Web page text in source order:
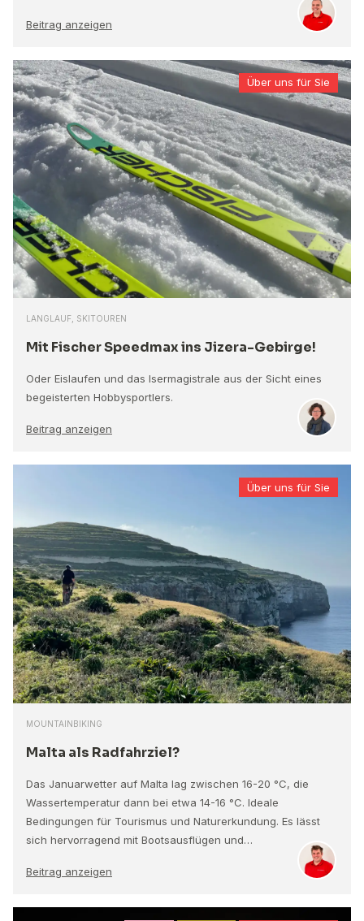
Beitrag anzeigen
Über uns für Sie
LANGLAUF, SKITOUREN
Mit Fischer Speedmax ins Jizera-Gebirge!
Oder Eislaufen und das Isermagistrale aus der Sicht eines
begeisterten Hobbysportlers.
Beitrag anzeigen
Über uns für Sie
MOUNTAINBIKING
Malta als Radfahrziel?
Das Januarwetter auf Malta lag zwischen 16-20 °C, die
Wassertemperatur dann bei etwa 14-16 °C. Ideale
Bedingungen für Tourismus und Naturerkundung. Es lässt
sich hervorragend mit Bootsausflügen und…
Beitrag anzeigen